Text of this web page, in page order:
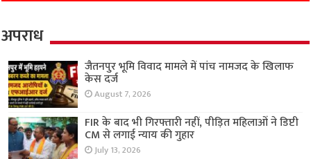
अपराध
जैतनपुर भूमि विवाद मामले में पांच नामजद के खिलाफ
केस दर्ज
August 7, 2026
FIR के बाद भी गिरफ्तारी नहीं, पीड़ित महिलाओं ने डिप्टी
CM से लगाई न्याय की गुहार
July 13, 2026